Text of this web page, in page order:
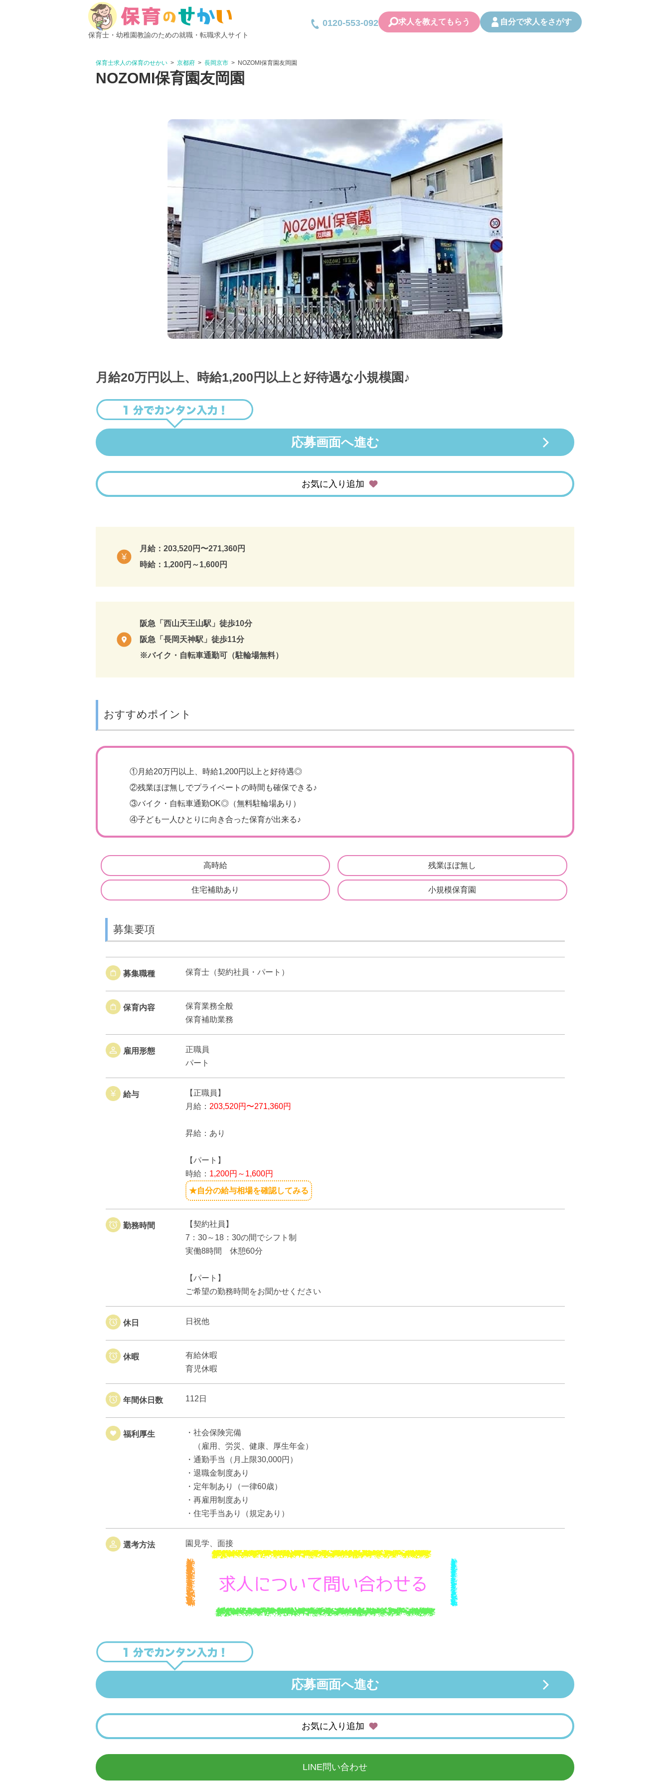
保育士・幼稚園教諭のための就職・転職求人サイト
0120-553-092 求人を教えてもらう 自分で求人をさがす
保育士求人の保育のせかい 京都府 長岡京市 NOZOMI保育園友岡園
NOZOMI保育園友岡園
月給20万円以上、時給1,200円以上と好待遇な小規模園♪
応募画面へ進む
お気に入り追加
月給：203,520円〜271,360円
時給：1,200円～1,600円
阪急「西山天王山駅」徒歩10分
阪急「長岡天神駅」徒歩11分
※バイク・自転車通勤可（駐輪場無料）
おすすめポイント
①月給20万円以上、時給1,200円以上と好待遇◎
②残業ほぼ無しでプライベートの時間も確保できる♪
③バイク・自転車通勤OK◎（無料駐輪場あり）
④子ども一人ひとりに向き合った保育が出来る♪
高時給 残業ほぼ無し
住宅補助あり 小規模保育園
募集要項
募集職種 保育士（契約社員・パート）
保育内容
保育業務全般
保育補助業務
雇用形態
正職員
パート
給与
【正職員】
月給： 203,520円〜271,360円
昇給：あり
【パート】
時給： 1,200円～1,600円
★自分の給与相場を確認してみる
勤務時間
【契約社員】
7：30～18：30の間でシフト制
実働8時間 休憩60分
【パート】
ご希望の勤務時間をお聞かせください
休日 日祝他
休暇
有給休暇
育児休暇
年間休日数 112日
福利厚生
・社会保険完備
（雇用、労災、健康、厚生年金）
・通勤手当（月上限30,000円）
・退職金制度あり
・定年制あり（一律60歳）
・再雇用制度あり
・住宅手当あり（規定あり）
選考方法 園見学、面接
応募画面へ進む
お気に入り追加
LINE問い合わせ